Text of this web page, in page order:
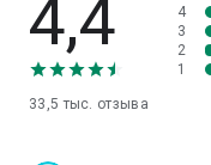
динамики.
Очиститель динамиков
Удалите воду из
4,4
33,5 тыс. отзыва
4
3
2
1